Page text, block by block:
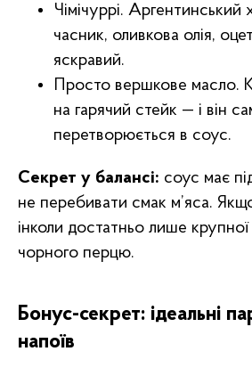
Чімічуррі. Аргентинський
часник, оливкова олія,
яскравий.
Просто вершкове масло.
на гарячий стейк — і він
перетворюється в соус.
Секрет у балансі: соус має
не перебивати смак м’яса.
інколи достатньо лише крупної
чорного перцю.
Бонус-секрет: ідеальні
напоїв